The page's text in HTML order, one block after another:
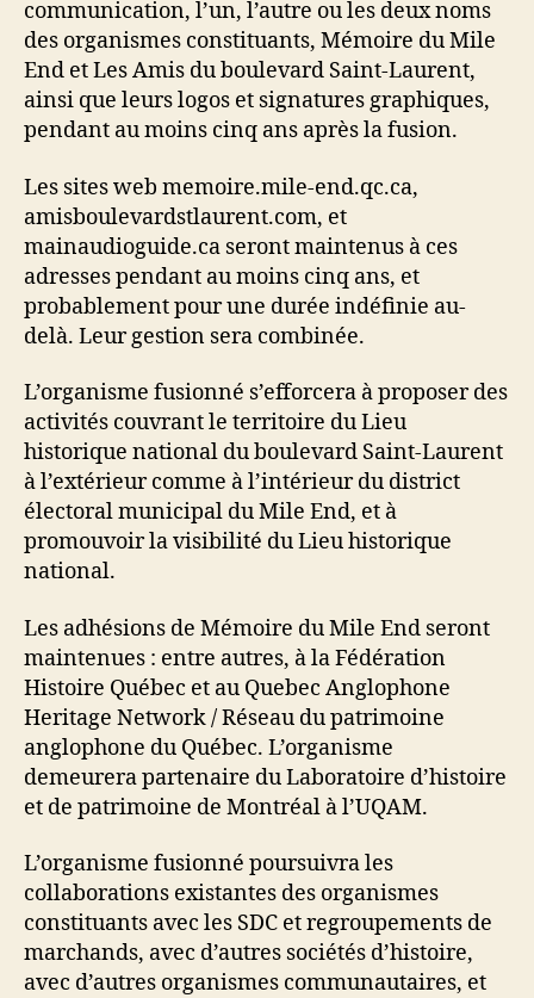
communication, l’un, l’autre ou les deux noms
des organismes constituants, Mémoire du Mile
End et Les Amis du boulevard Saint-Laurent,
ainsi que leurs logos et signatures graphiques,
pendant au moins cinq ans après la fusion.
Les sites web memoire.mile-end.qc.ca,
amisboulevardstlaurent.com, et
mainaudioguide.ca seront maintenus à ces
adresses pendant au moins cinq ans, et
probablement pour une durée indéfinie au-
delà. Leur gestion sera combinée.
L’organisme fusionné s’efforcera à proposer des
activités couvrant le territoire du Lieu
historique national du boulevard Saint-Laurent
à l’extérieur comme à l’intérieur du district
électoral municipal du Mile End, et à
promouvoir la visibilité du Lieu historique
national.
Les adhésions de Mémoire du Mile End seront
maintenues : entre autres, à la Fédération
Histoire Québec et au Quebec Anglophone
Heritage Network / Réseau du patrimoine
anglophone du Québec. L’organisme
demeurera partenaire du Laboratoire d’histoire
et de patrimoine de Montréal à l’UQAM.
L’organisme fusionné poursuivra les
collaborations existantes des organismes
constituants avec les SDC et regroupements de
marchands, avec d’autres sociétés d’histoire,
avec d’autres organismes communautaires, et